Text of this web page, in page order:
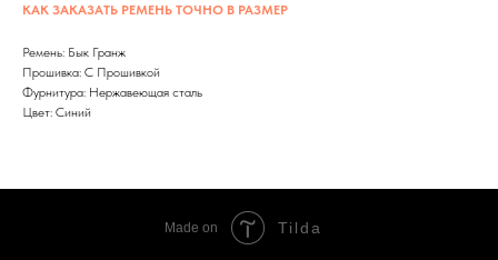
КАК ЗАКАЗАТЬ РЕМЕНЬ ТОЧНО В РАЗМЕР
Ремень: Бык Гранж
Прошивка: С Прошивкой
Фурнитура: Нержавеющая сталь
Цвет: Синий
Made on Tilda